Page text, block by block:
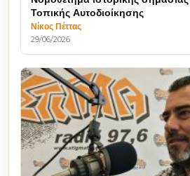
Τοπικής Αυτοδιοίκησης
Νίκος Πέττας
29/06/2026